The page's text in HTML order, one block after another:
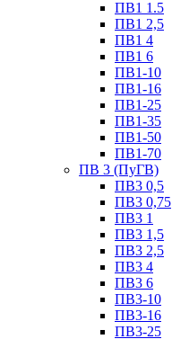
ПВ1 1.5
ПВ1 2,5
ПВ1 4
ПВ1 6
ПВ1-10
ПВ1-16
ПВ1-25
ПВ1-35
ПВ1-50
ПВ1-70
ПВ 3 (ПуГВ)
ПВ3 0,5
ПВ3 0,75
ПВ3 1
ПВ3 1,5
ПВ3 2,5
ПВ3 4
ПВ3 6
ПВ3-10
ПВ3-16
ПВ3-25